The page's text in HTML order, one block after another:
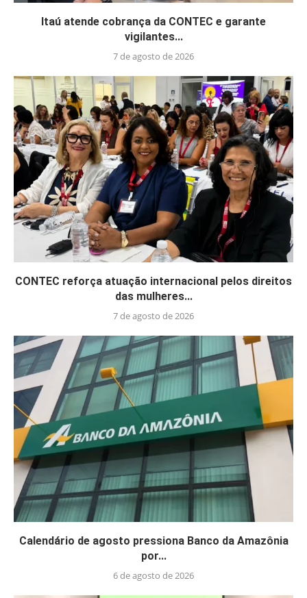
Itaú atende cobrança da CONTEC e garante
vigilantes...
7 de agosto de 2026
CONTEC reforça atuação internacional pelos direitos
das mulheres...
7 de agosto de 2026
Calendário de agosto pressiona Banco da Amazônia
por...
6 de agosto de 2026